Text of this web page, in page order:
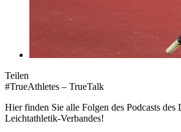
Teilen
#TrueAthletes – TrueTalk
Hier finden Sie alle Folgen des Podcasts des
Leichtathletik-Verbandes!